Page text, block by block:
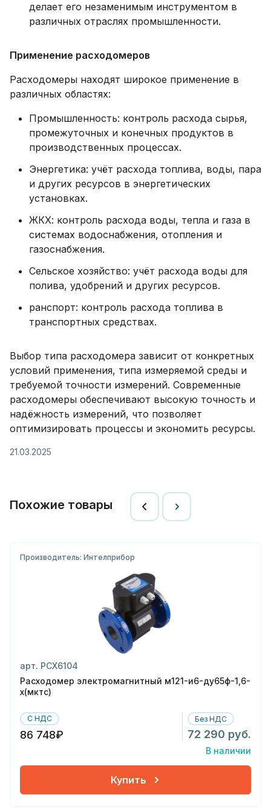
делает его незаменимым инструментом в
различных отраслях промышленности.
Применение расходомеров
Расходомеры находят широкое применение в
различных областях:
Промышленность: контроль расхода сырья,
промежуточных и конечных продуктов в
производственных процессах.
Энергетика: учёт расхода топлива, воды, пара
и других ресурсов в энергетических
установках.
ЖКХ: контроль расхода воды, тепла и газа в
системах водоснабжения, отопления и
газоснабжения.
Сельское хозяйство: учёт расхода воды для
полива, удобрений и других ресурсов.
ранспорт: контроль расхода топлива в
транспортных средствах.
Выбор типа расходомера зависит от конкретных
условий применения, типа измеряемой среды и
требуемой точности измерений. Современные
расходомеры обеспечивают высокую точность и
надёжность измерений, что позволяет
оптимизировать процессы и экономить ресурсы.
21.03.2025
Похожие товары
Производитель: Интелприбор
арт. РСХ6104
Расходомер электромагнитный м121-и6-ду65ф-1,6-
х(мктс)
С НДС
86 748₽
Без НДС
72 290 руб.
В наличии
Купить